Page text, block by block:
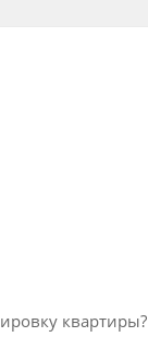
квартиры?